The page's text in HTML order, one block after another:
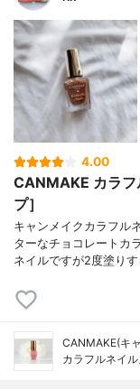
4.00
CANMAKE カラフ
プ］
キャンメイクカラフル
ターなチョコレートカ
ネイルですが2度塗り
CANMAKE(キ
カラフルネイ